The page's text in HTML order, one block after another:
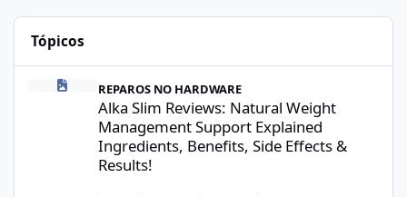
Tópicos
Alka Slim Reviews: Natural Weight Management Support
REPAROS NO HARDWARE
Alka Slim Reviews: Natural Weight
Management Support Explained
Ingredients, Benefits, Side Effects &
Results!